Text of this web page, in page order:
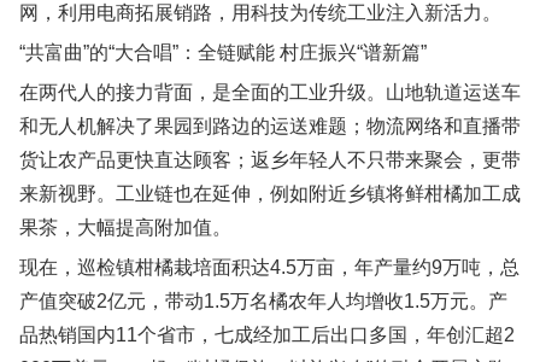
网，利用电商拓展销路，用科技为传统工业注入新活力。
“共富曲”的“大合唱”：全链赋能 村庄振兴“谱新篇”
在两代人的接力背面，是全面的工业升级。山地轨道运送车
和无人机解决了果园到路边的运送难题；物流网络和直播带
货让农产品更快直达顾客；返乡年轻人不只带来聚会，更带
来新视野。工业链也在延伸，例如附近乡镇将鲜柑橘加工成
果茶，大幅提高附加值。
现在，巡检镇柑橘栽培面积达4.5万亩，年产量约9万吨，总
产值突破2亿元，带动1.5万名橘农年人均增收1.5万元。产
品热销国内11个省市，七成经加工后出口多国，年创汇超2